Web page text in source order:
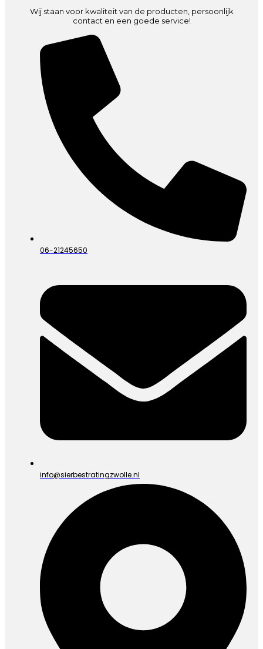
Wij staan voor kwaliteit van de producten, persoonlijk
contact en een goede service!
06-21245650
info@sierbestratingzwolle.nl